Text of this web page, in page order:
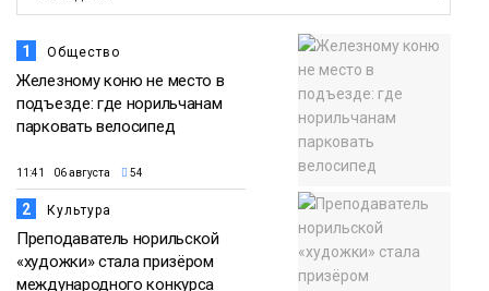
1 Общество
Железному коню не место в
подъезде: где норильчанам
парковать велосипед
11:41 06 августа 54
2 Культура
Преподаватель норильской
«художки» стала призёром
международного конкурса